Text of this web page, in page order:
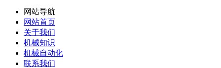
网站导航
网站首页
关于我们
机械知识
机械自动化
联系我们